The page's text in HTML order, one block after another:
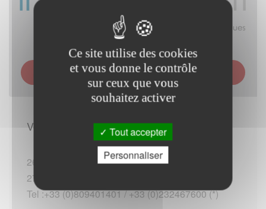
SERVICE DES IMPÔTS DES PARTICULIERS (SIP) -
Vous rendre sur place :
26 rue Guillaume-de-La-Tremblaye
27300 Bernay
Tel :+33 (0)809401401 / +33 (0)232467600 (*)
Ce site utilise des cookies
et vous donne le contrôle
sur ceux que vous
souhaitez activer
Tout accepter
Personnaliser